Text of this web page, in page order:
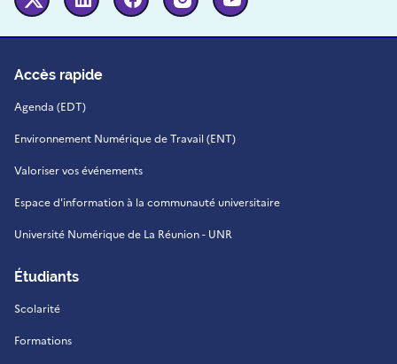
Accès rapide
Agenda (EDT)
Environnement Numérique de Travail (ENT)
Valoriser vos événements
Espace d'information à la communauté universitaire
Université Numérique de La Réunion - UNR
Étudiants
Scolarité
Formations